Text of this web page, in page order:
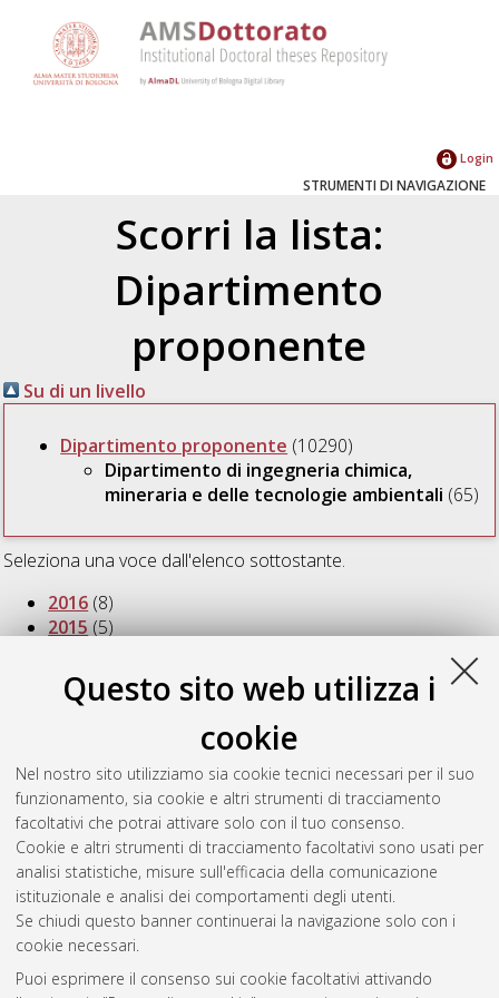
Questo sito web utilizza i
cookie
Nel nostro sito utilizziamo sia cookie tecnici necessari per il suo
funzionamento, sia cookie e altri strumenti di tracciamento
facoltativi che potrai attivare solo con il tuo consenso.
Cookie e altri strumenti di tracciamento facoltativi sono usati per
analisi statistiche, misure sull'efficacia della comunicazione
istituzionale e analisi dei comportamenti degli utenti.
Se chiudi questo banner continuerai la navigazione solo con i
cookie necessari.
Puoi esprimere il consenso sui cookie facoltativi attivando
Login
STRUMENTI DI NAVIGAZIONE
Scorri la lista:
Dipartimento
proponente
Su di un livello
Dipartimento proponente (10290)
Dipartimento di ingegneria chimica,
mineraria e delle tecnologie ambientali (65)
Seleziona una voce dall'elenco sottostante.
2016 (8)
2015(5)
2013
2012(6)
2009(8)
2008(8)
2007 (8)
2004(1)
2001(1)
Atom
Rss 1.0